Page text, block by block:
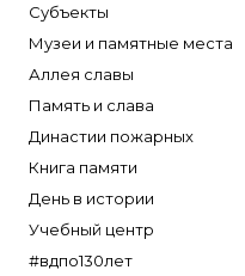
Субъекты
Музеи и памятные места
Аллея славы
Память и слава
Династии пожарных
Книга памяти
День в истории
Учебный центр
#вдпо130лет